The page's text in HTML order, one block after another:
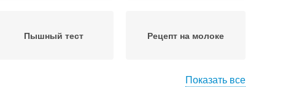
Пышный тест Рецепт на молоке
Показать все